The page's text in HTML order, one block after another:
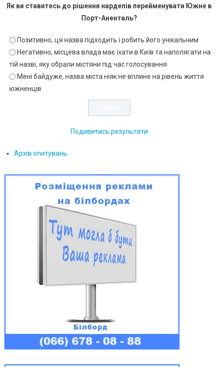
Як ви ставитесь до рішення нардепів перейменувати Южне в
Порт-Аненталь?
Позитивно, ця назва підходить і робить його унікальним
Негативно, місцева влада має їхати в Київ та наполягати на
тій назві, яку обрали містяни під час голосування
Мені байдуже, назва міста ніяк не вплине на рівень життя
южненців
Подивитись результати
Архів опитувань